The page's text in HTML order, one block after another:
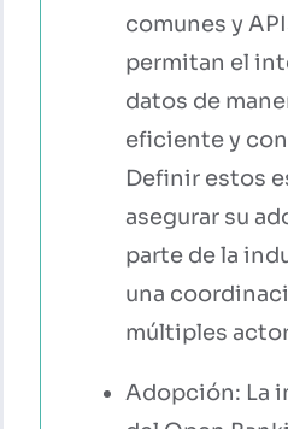
comunes y
permitan el
datos de
eficiente y
Definir estos
asegurar su
parte de la
una
múltiples
Adopción: La